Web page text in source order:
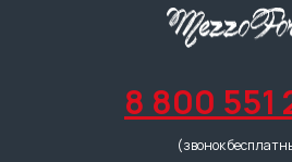
8 800 551
(звонок